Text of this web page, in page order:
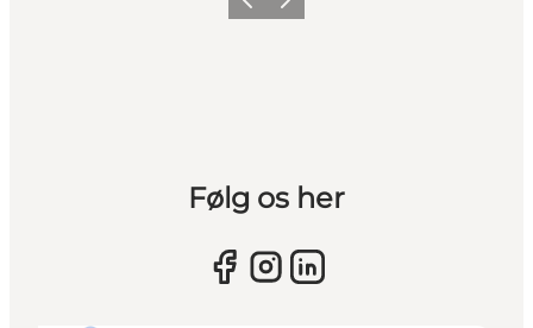
Forrige billede
Næste billede
Følg os her